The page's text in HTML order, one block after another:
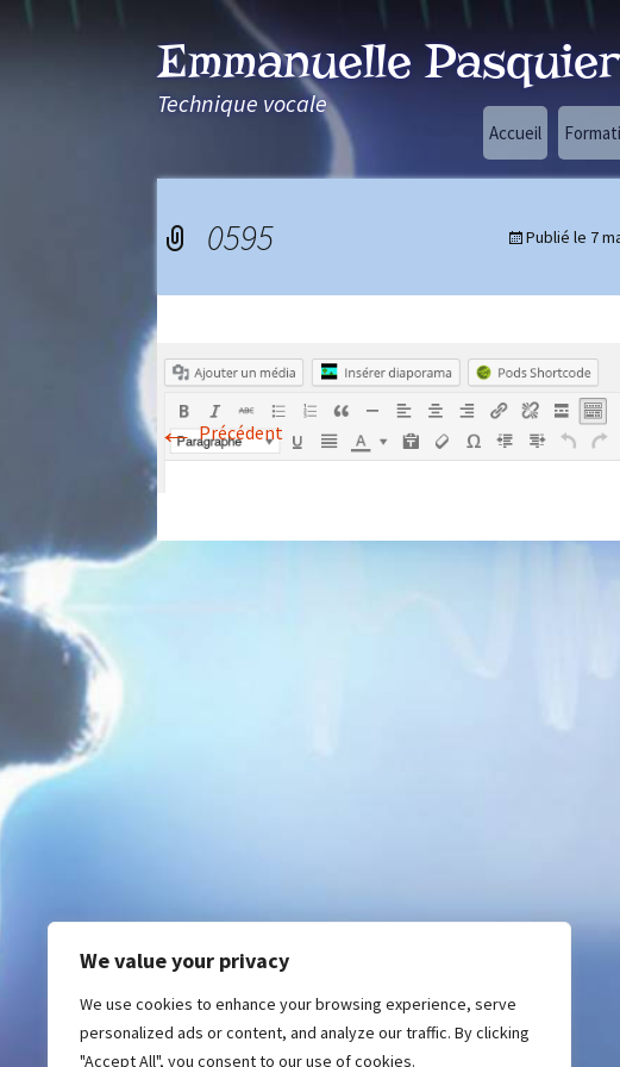
We value your privacy
We use cookies to enhance your browsing experience, serve
personalized ads or content, and analyze our traffic. By clicking
"Accept All", you consent to our use of cookies.
Emmanuelle Pasquier
Technique vocale
Aller
contenu
Accueil
0595 Publié le 7
←Précédent